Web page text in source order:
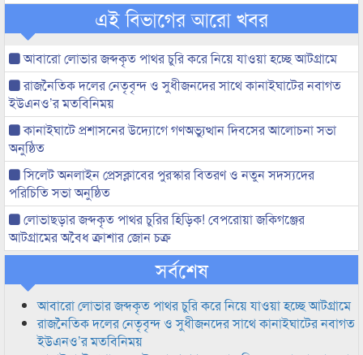
এই বিভাগের আরো খবর
আবারো লোভার জব্দকৃত পাথর চুরি করে নিয়ে যাওয়া হচ্ছে আটগ্রামে
রাজনৈতিক দলের নেতৃবৃন্দ ও সুধীজনদের সাথে কানাইঘাটের নবাগত
ইউএনও’র মতবিনিময়
কানাইঘাটে প্রশাসনের উদ্যোগে গণঅভ্যুত্থান দিবসের আলোচনা সভা
অনুষ্ঠিত
সিলেট অনলাইন প্রেসক্লাবের পুরস্কার বিতরণ ও নতুন সদস্যদের
পরিচিতি সভা অনুষ্ঠিত
লোভাছড়ার জব্দকৃত পাথর চুরির হিড়িক! বেপরোয়া জকিগঞ্জের
আটগ্রামের অবৈধ ক্রাশার জোন চক্র
সর্বশেষ
আবারো লোভার জব্দকৃত পাথর চুরি করে নিয়ে যাওয়া হচ্ছে আটগ্রামে
রাজনৈতিক দলের নেতৃবৃন্দ ও সুধীজনদের সাথে কানাইঘাটের নবাগত
ইউএনও’র মতবিনিময়